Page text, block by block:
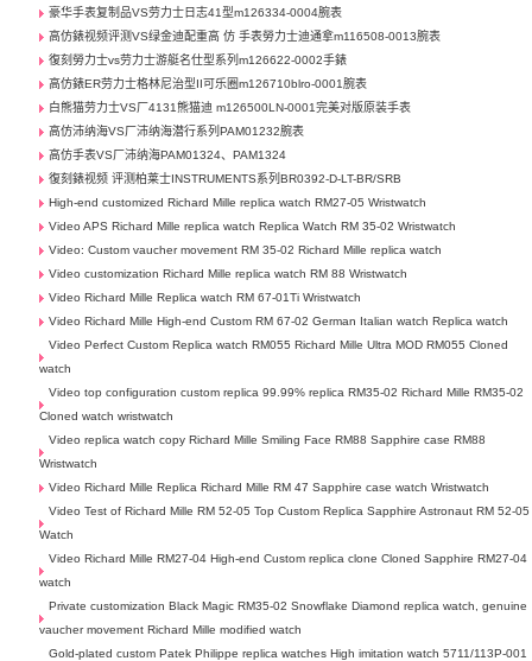
豪华手表复制品VS劳力士日志41型m126334-0004腕表
高仿錶视频评测VS绿金迪配重高 仿 手表勞力士迪通拿m116508-0013腕表
復刻勞力士vs劳力士游艇名仕型系列m126622-0002手錶
高仿錶ER劳力士格林尼治型II可乐圈m126710blro-0001腕表
白熊猫劳力士VS厂4131熊猫迪 m126500LN-0001完美对版原装手表
高仿沛纳海VS厂沛纳海潜行系列PAM01232腕表
高仿手表VS厂沛纳海PAM01324、PAM1324
復刻錶视频 评测柏莱士INSTRUMENTS系列BR0392-D-LT-BR/SRB
High-end customized Richard Mille replica watch RM27-05 Wristwatch
Video APS Richard Mille replica watch Replica Watch RM 35-02 Wristwatch
Video: Custom vaucher movement RM 35-02 Richard Mille replica watch
Video customization Richard Mille replica watch RM 88 Wristwatch
Video Richard Mille Replica watch RM 67-01Ti Wristwatch
Video Richard Mille High-end Custom RM 67-02 German Italian watch Replica watch
Video Perfect Custom Replica watch RM055 Richard Mille Ultra MOD RM055 Cloned
watch
Video top configuration custom replica 99.99% replica RM35-02 Richard Mille RM35-02
Cloned watch wristwatch
Video replica watch copy Richard Mille Smiling Face RM88 Sapphire case RM88
Wristwatch
Video Richard Mille Replica Richard Mille RM 47 Sapphire case watch Wristwatch
Video Test of Richard Mille RM 52-05 Top Custom Replica Sapphire Astronaut RM 52-05
Watch
Video Richard Mille RM27-04 High-end Custom replica clone Cloned Sapphire RM27-04
watch
Private customization Black Magic RM35-02 Snowflake Diamond replica watch, genuine
vaucher movement Richard Mille modified watch
Gold-plated custom Patek Philippe replica watches High imitation watch 5711/113P-001